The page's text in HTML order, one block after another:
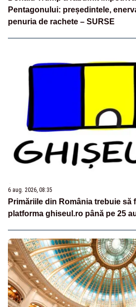
Pentagonului: președintele,
penuria de rachete – SURSE
6 aug. 2026, 08:35
Primăriile din România trebuie să
platforma ghiseul.ro până pe 25